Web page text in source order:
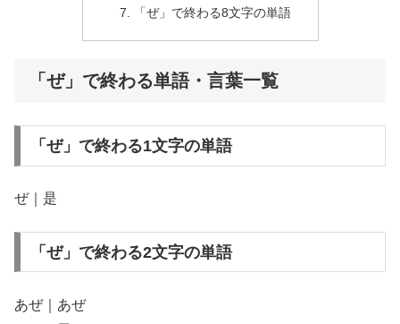
「ぜ」で終わる8文字の単語
「ぜ」で終わる単語・言葉一覧
「ぜ」で終わる1文字の単語
ぜ｜是
「ぜ」で終わる2文字の単語
あぜ｜あぜ